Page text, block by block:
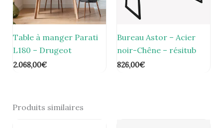
Table à manger Parati
L180 – Drugeot
2.068,00€
Bureau Astor – Acier
noir-Chêne – résitub
826,00€
Produits similaires